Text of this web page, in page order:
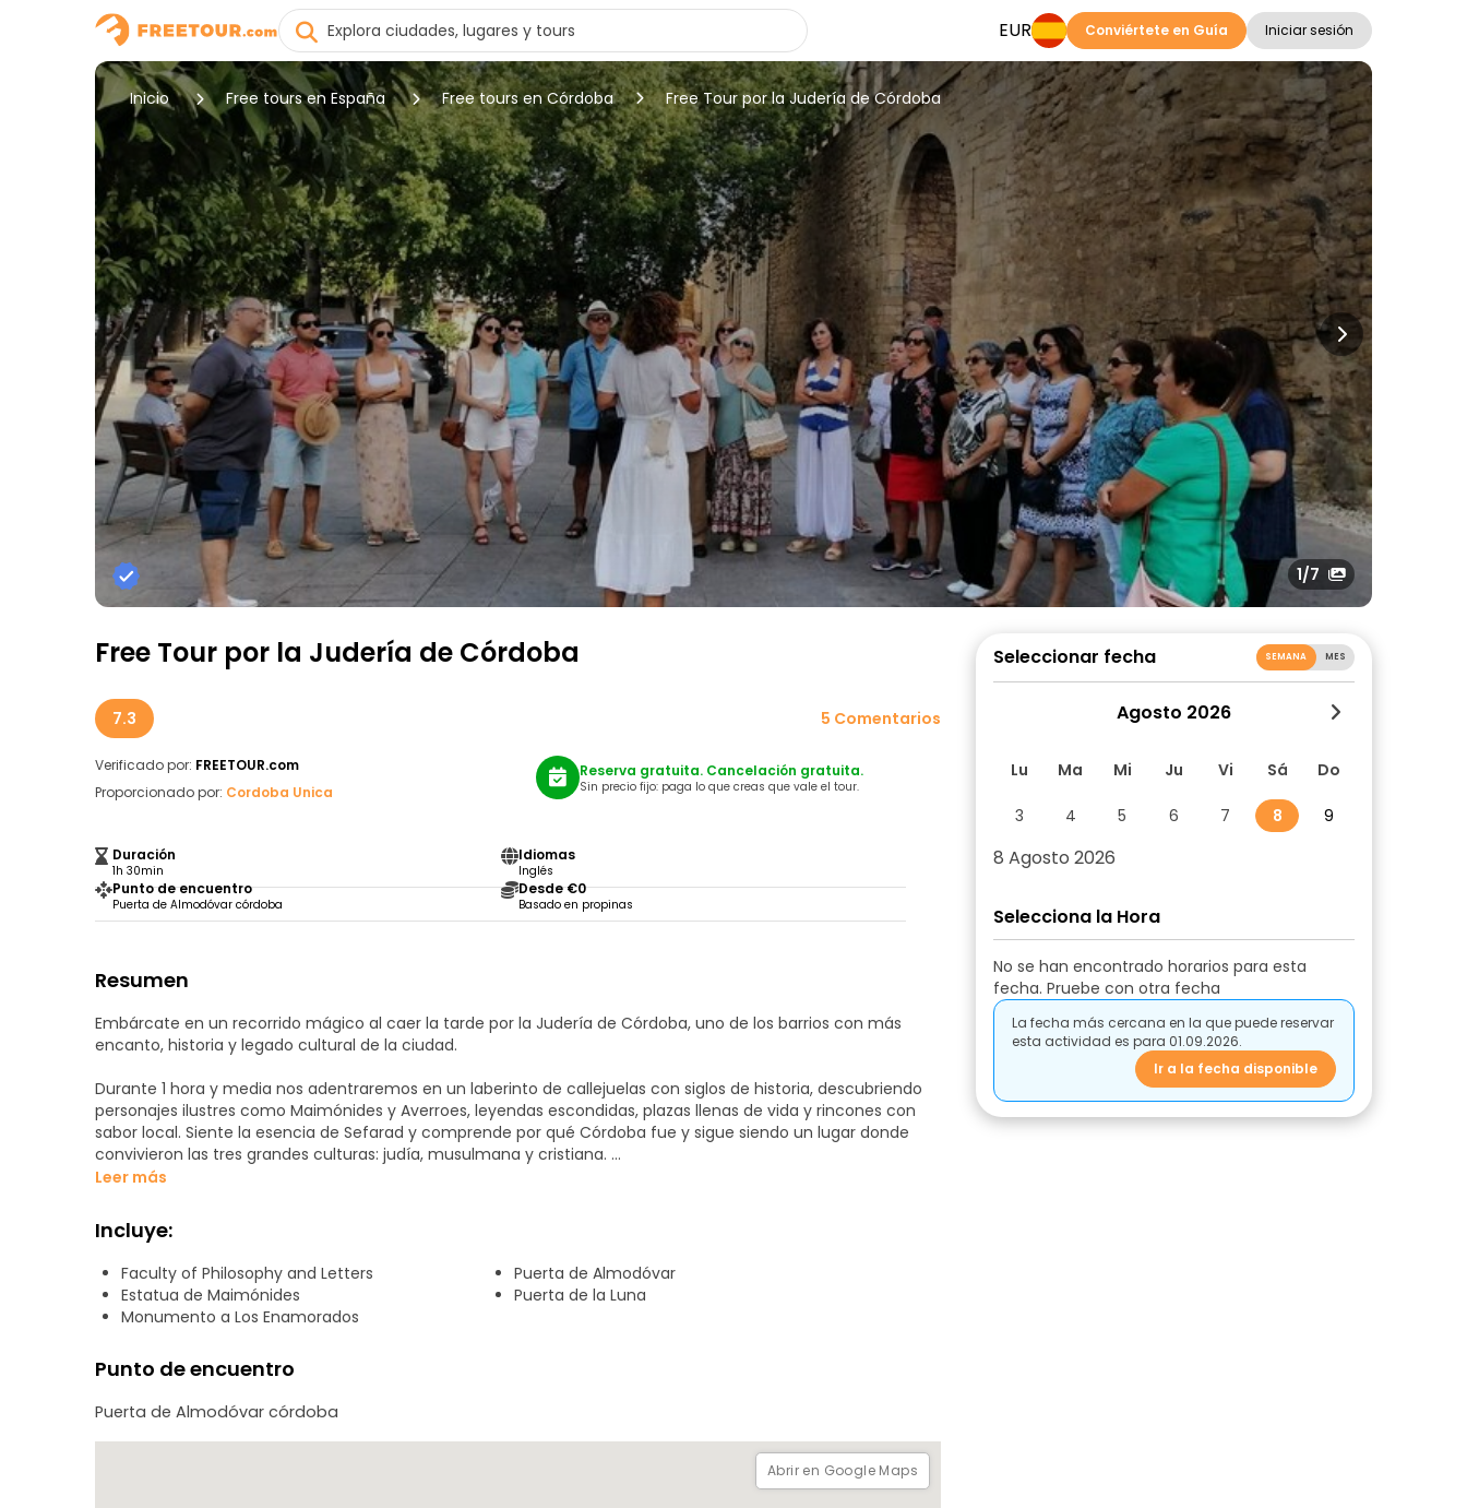
EUR Conviértete en Guía Iniciar sesión
Inicio Free tours en España Free tours en Córdoba Free Tour por la Judería de Córdoba
1/7
Free Tour por la Judería de Córdoba
7.3 5 Comentarios
Verificado por: FREETOUR.com
Proporcionado por: Cordoba Unica
Duración
1h 30min
Idiomas
Inglés
Punto de encuentro
Puerta de Almodóvar córdoba
Desde €0
Basado en propinas
Reserva gratuita. Cancelación gratuita.
Sin precio fijo: paga lo que creas que vale el tour.
Resumen
Embárcate en un recorrido mágico al caer la tarde por la Judería de Córdoba, uno de los barrios con más
encanto, historia y legado cultural de la ciudad.
Durante 1 hora y media nos adentraremos en un laberinto de callejuelas con siglos de historia, descubriendo
personajes ilustres como Maimónides y Averroes, leyendas escondidas, plazas llenas de vida y rincones con
sabor local. Siente la esencia de Sefarad y comprende por qué Córdoba fue y sigue siendo un lugar donde
convivieron las tres grandes culturas: judía, musulmana y cristiana.
caer el sol y admirarás la arquitectura histórica que define este barrio incomparable.
Leer más
Incluye:
Faculty of Philosophy and Letters
Puerta de Almodóvar
Estatua de Maimónides
Puerta de la Luna
Monumento a Los Enamorados
Punto de encuentro
Puerta de Almodóvar córdoba
Abrir en Google Maps
Seleccionar fecha SEMANA MES
Agosto 2026
Lu Ma Mi Ju Vi Sá Do
3 4 5 6 7 8 9
8 Agosto 2026
Selecciona la Hora
No se han encontrado horarios para esta
fecha. Pruebe con otra fecha
La fecha más cercana en la que puede reservar
esta actividad es para 01.09.2026.
Ir a la fecha disponible